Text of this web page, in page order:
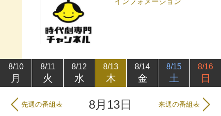
8/10
月
8/11
火
8/12
水
8/13
木
8/14
金
8/15
土
8/16
日
先週の番組表 8月13日 来週の番組表